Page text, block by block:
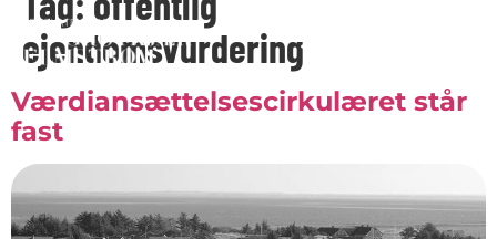
ejendomsvurdering
Værdiansættelsescirkulæret står
fast